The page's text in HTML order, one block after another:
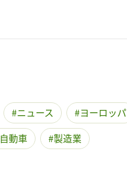
ニュース
ヨーロッパ
自動車 製造業